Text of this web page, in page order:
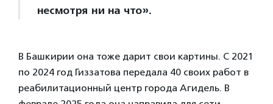
несмотря ни на что».
В Башкирии она тоже дарит свои картины. С 2021
по 2024 год Гиззатова передала 40 своих работ в
реабилитационный центр города Агидель. В